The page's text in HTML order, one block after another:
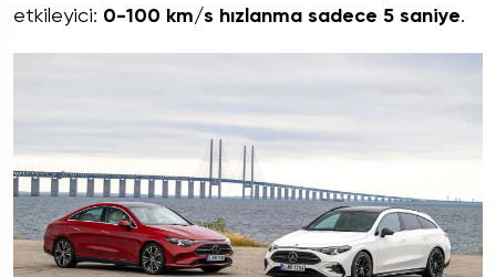
etkileyici: 0-100 km/s hızlanma sadece 5 saniye.